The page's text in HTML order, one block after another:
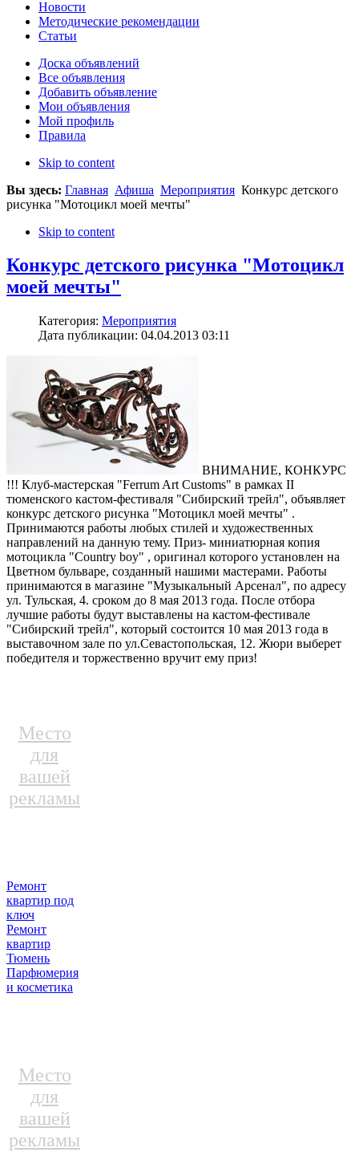
Новости
Методические рекомендации
Статьи
Доска объявлений
Все объявления
Добавить объявление
Мои объявления
Мой профиль
Правила
Skip to content
Вы здесь: Главная Афиша Мероприятия Конкурс детского
рисунка "Мотоцикл моей мечты"
Skip to content
Конкурс детского рисунка "Мотоцикл
моей мечты"
Категория: Мероприятия
Дата публикации: 04.04.2013 03:11
ВНИМАНИЕ, КОНКУРС
!!! Клуб-мастерская "Ferrum Art Customs" в рамках II
тюменского кастом-фестиваля "Сибирский трейл", объявляет
конкурс детского рисунка "Мотоцикл моей мечты" .
Принимаются работы любых стилей и художественных
направлений на данную тему. Приз- миниатюрная копия
мотоцикла "Сountry boy" , оригинал которого установлен на
Цветном бульваре, созданный нашими мастерами. Работы
принимаются в магазине "Музыкальный Арсенал", по адресу
ул. Тульская, 4. сроком до 8 мая 2013 года. После отбора
лучшие работы будут выставлены на кастом-фестивале
"Сибирский трейл", который состоится 10 мая 2013 года в
выставочном зале по ул.Севастопольская, 12. Жюри выберет
победителя и торжественно вручит ему приз!
Место
для
вашей
рекламы
Ремонт
квартир под
ключ
Ремонт
квартир
Тюмень
Парфюмерия
и косметика
Место
для
вашей
рекламы